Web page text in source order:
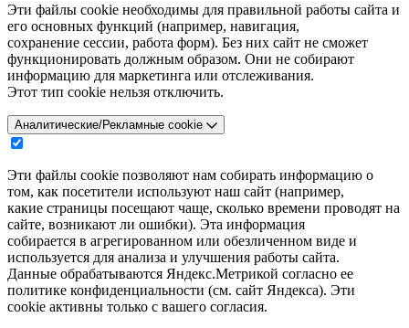
Эти файлы cookie необходимы для правильной работы сайта и
его основных функций (например, навигация,
сохранение сессии, работа форм). Без них сайт не сможет
функционировать должным образом. Они не собирают
информацию для маркетинга или отслеживания.
Этот тип cookie нельзя отключить.
Аналитические/Рекламные cookie
Эти файлы cookie позволяют нам собирать информацию о
том, как посетители используют наш сайт (например,
какие страницы посещают чаще, сколько времени проводят на
сайте, возникают ли ошибки). Эта информация
собирается в агрегированном или обезличенном виде и
используется для анализа и улучшения работы сайта.
Данные обрабатываются Яндекс.Метрикой согласно ее
политике конфиденциальности (см. сайт Яндекса). Эти
cookie активны только с вашего согласия.